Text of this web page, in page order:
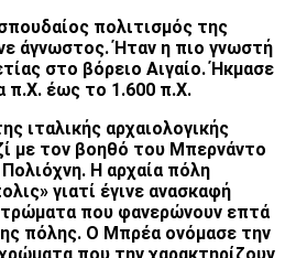
πολιτισμός της
άγνωστος. Ήταν η πιο γνωστή
στο βόρειο Αιγαίο. Ήκμασε
π.Χ. έως το 1.600 π.Χ.
ιταλικής αρχαιολογικής
με τον βοηθό του Μπερνάντο
Η αρχαία πόλη
γιατί έγινε ανασκαφή
που φανερώνουν επτά
πόλης. Ο Μπρέα ονόμασε την